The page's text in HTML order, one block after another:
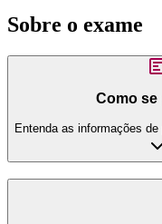
Sobre o exame
Como se
Entenda as informações